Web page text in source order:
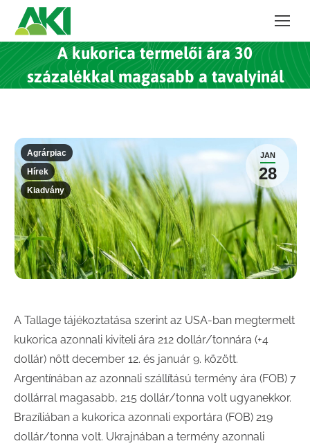
A kukorica termelői ára 30
százalékkal magasabb a tavalyinál
JAN
28
Agrárpiac
Hírek
Kiadvány
A Tallage tájékoztatása szerint az USA-ban megtermelt
kukorica azonnali kiviteli ára 212 dollár/tonnára (+4
dollár) nőtt december 12. és január 9. között.
Argentínában az azonnali szállítású termény ára (FOB) 7
dollárral magasabb, 215 dollár/tonna volt ugyanekkor.
Brazíliában a kukorica azonnali exportára (FOB) 219
dollár/tonna volt. Ukrajnában a termény azonnali